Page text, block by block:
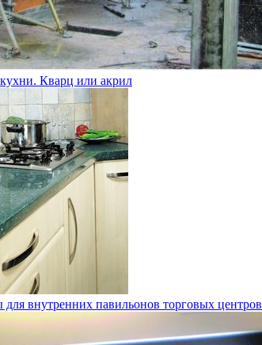
Кварц или акрил
внутренних павильонов торговых центров